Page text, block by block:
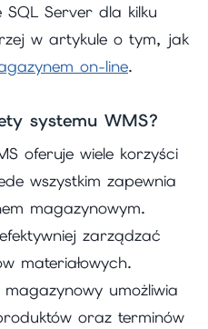
Server dla kilku
w artykule o tym, jak
on-line.
systemu WMS?
oferuje wiele korzyści
wszystkim zapewnia
magazynowym.
zarządzać
materiałowych.
umożliwia
oraz terminów